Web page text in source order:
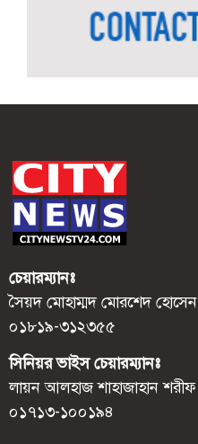
চেয়ারম্যানঃ
সৈয়দ মোহাম্মদ মোরশেদ হোসেন
০১৮১৯-৩১২৩৫৫
সিনিয়র ভাইস চেয়ারম্যানঃ
লায়ন আলহাজ শাহাজাহান শরীফ
০১৭১৩-১০০১৯৪